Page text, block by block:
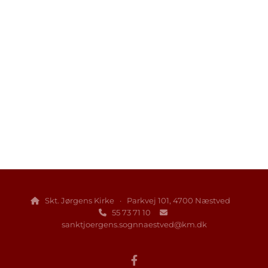
 Skt. Jørgens Kirke · Parkvej 101, 4700 Næstved
 55 73 71 10 
sanktjoergens.sognnaestved@km.dk